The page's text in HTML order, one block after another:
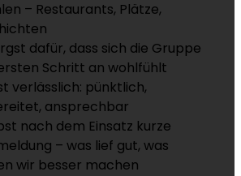
– Restaurants, Plätze,
dafür, dass sich die Gruppe
Schritt an wohlfühlt
verlässlich: pünktlich,
ansprechbar
nach dem Einsatz kurze
– was lief gut, was
wir besser machen